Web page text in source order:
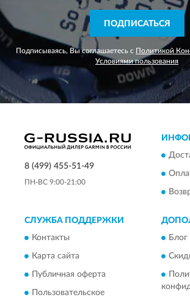
ПОДПИСАТЬСЯ
Подписываясь, Вы соглашаетесь с Политикой
Условиями пользования
8 (499) 455-51-49
ПН-ВС 9:00-21:00
СЛУЖБА ПОДДЕРЖКИ
Контакты
Карта сайта
Публичная оферта
Пользовательское
Блог